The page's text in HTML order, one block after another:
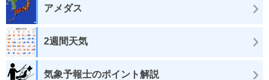
アメダス
2週間天気
気象予報士のポイント解説